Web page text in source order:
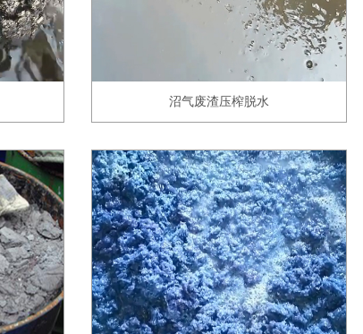
沼气废渣压榨脱水